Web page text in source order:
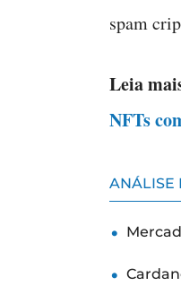
spam
Leia
NFTs
ANÁLISE